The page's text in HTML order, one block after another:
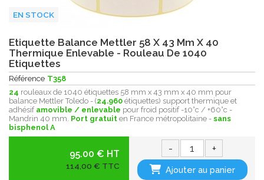
EN STOCK
Etiquette Balance Mettler 58 X 43 Mm X 40
Thermique Enlevable - Rouleau De 1040
Etiquettes
Référence T358
24 rouleaux de 1040 étiquettes 58 mm x 43 mm x 40 mm pour
balance Mettler Toledo - (24.960 étiquettes) support thermique et
adhésif amovible / enlevable pour froid positif -10°c / +60°c -
Mandrin 40 mm. Port gratuit en France métropolitaine - sans
bisphenol A
95.00 € HT
114,00 € TTC
- +
Ajouter au panier